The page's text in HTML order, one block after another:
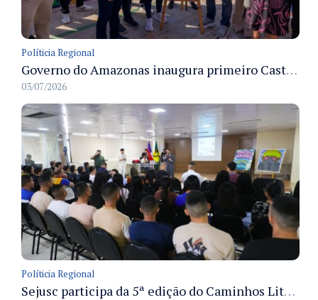
Políticia Regional
Governo do Amazonas inaugura primeiro Castramóvel Fluvial para atendimento veterinário às comunidades ribeirinhas e castração gratuita
03/07/2026
Políticia Regional
Sejusc participa da 5ª edição do Caminhos Literários com foco na cultura hip-hop nas unidades socioeducativas